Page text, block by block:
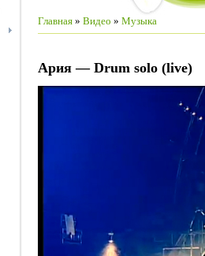
Главная » Видео » Музыка
Ария — Drum solo (live)